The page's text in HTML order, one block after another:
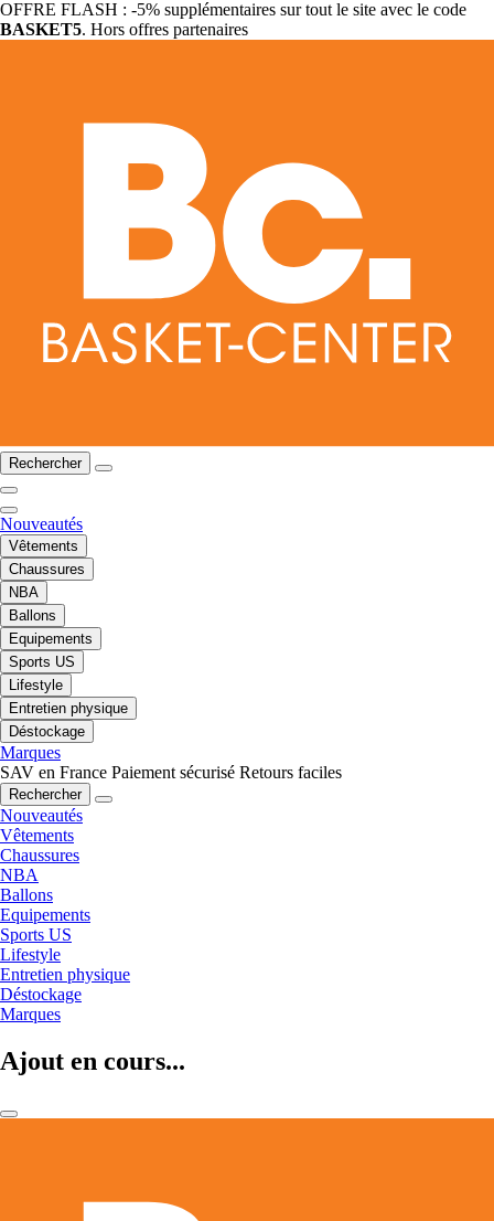
OFFRE FLASH : -5% supplémentaires sur tout le site avec le code
BASKET5. Hors offres partenaires
Rechercher
Nouveautés
Vêtements
Chaussures
NBA
Ballons
Equipements
Sports US
Lifestyle
Entretien physique
Déstockage
Marques
SAV en France Paiement sécurisé Retours faciles
Rechercher
Nouveautés
Vêtements
Chaussures
NBA
Ballons
Equipements
Sports US
Lifestyle
Entretien physique
Déstockage
Marques
Ajout en cours...